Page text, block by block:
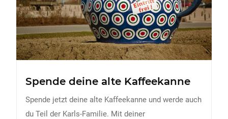
FREIZEIT
Veranstaltungen
Essen & Trinken
ERDBEEREN
URLAUB
Spende deine alte Kaffeekanne
Spende jetzt deine alte Kaffeekanne und werde auch
du Teil der Karls-Familie. Mit deiner